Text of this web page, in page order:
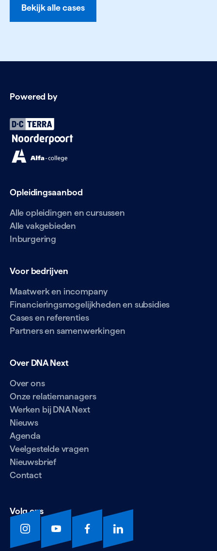
Bekijk alle cases
Powered by
Opleidingsaanbod
Alle opleidingen en cursussen
Alle vakgebieden
Inburgering
Voor bedrijven
Maatwerk en incompany
Financieringsmogelijkheden en subsidies
Cases en referenties
Partners en samenwerkingen
Over DNA Next
Over ons
Onze relatiemanagers
Werken bij DNA Next
Nieuws
Agenda
Veelgestelde vragen
Nieuwsbrief
Contact
Volg ons